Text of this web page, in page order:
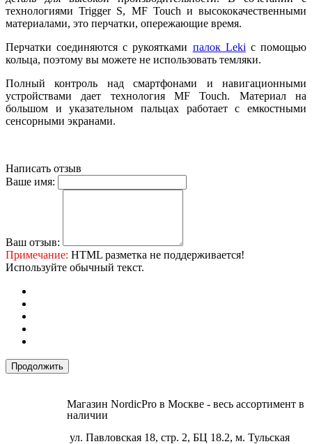
технологиями Trigger S, MF Touch и высококачественными
материалами, это перчатки, опережающие время.
Перчатки соединяются с рукоятками палок Leki с помощью
кольца, поэтому вы можете не использовать темляки.
Полный контроль над смартфонами и навигационными
устройствами дает технология MF Touch. Материал на
большом и указательном пальцах работает с емкостными
сенсорными экранами.
Написать отзыв
Ваше имя:
Ваш отзыв:
Примечание: HTML разметка не поддерживается!
Используйте обычный текст.
Продолжить
Магазин NordicPro в Москве - весь ассортимент в
наличии
ул. Павловская 18, стр. 2, БЦ 18.2, м. Тульская